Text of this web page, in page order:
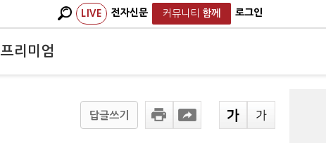
LIVE 전자신문 커뮤니티 함께 로그인
프리미엄
답글쓰기